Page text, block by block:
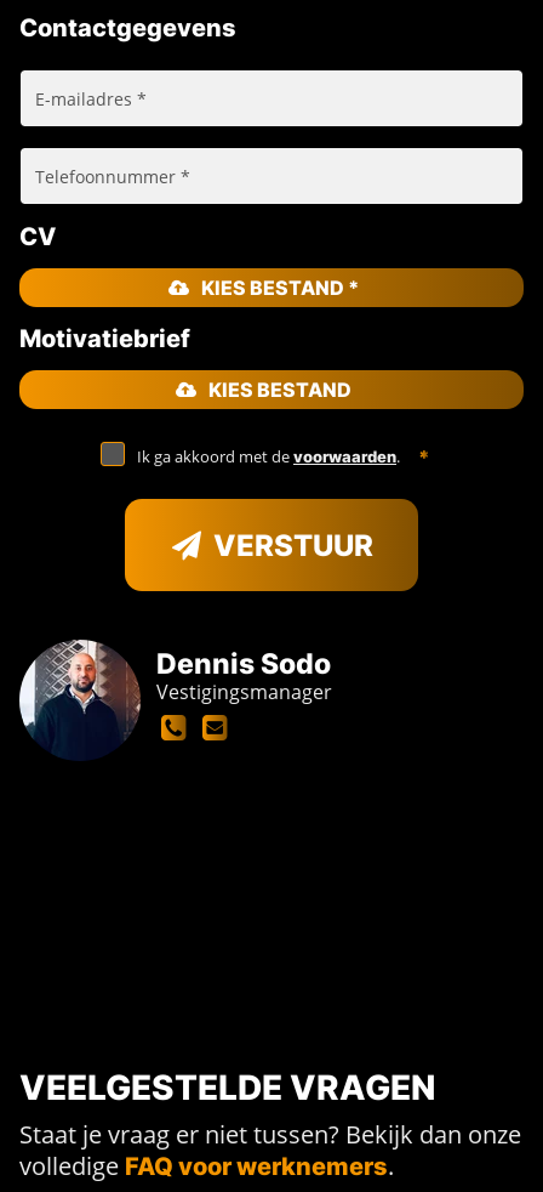
Dennis Sodo
Vestigingsmanager
Contactgegevens
CV
KIES BESTAND *
Motivatiebrief
KIES BESTAND
Ik ga akkoord met devoorwaarden.
VERSTUUR
VEELGESTELDE VRAGEN
Staat je vraag er niet tussen? Bekijk dan onze
volledige FAQ voor werknemers.